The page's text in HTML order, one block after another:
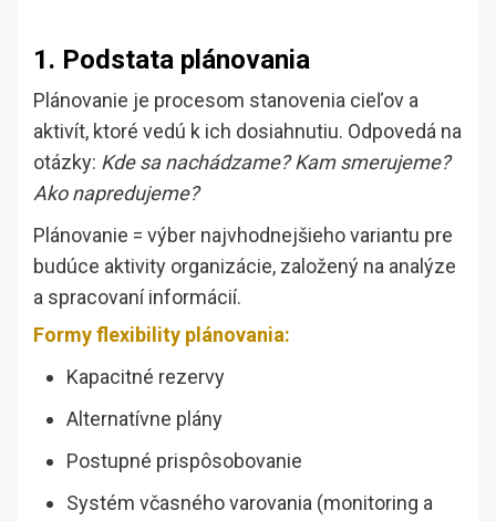
1. Podstata plánovania
Plánovanie je procesom stanovenia cieľov a
aktivít, ktoré vedú k ich dosiahnutiu. Odpovedá na
otázky: Kde sa nachádzame? Kam smerujeme?
Ako napredujeme?
Plánovanie = výber najvhodnejšieho variantu pre
budúce aktivity organizácie, založený na analýze
a spracovaní informácií.
Formy flexibility plánovania:
Kapacitné rezervy
Alternatívne plány
Postupné prispôsobovanie
Systém včasného varovania (monitoring a